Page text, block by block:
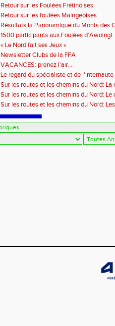
Retour sur les Foulées Frétinoises
Retour sur les foulées Maingeoises
Résultats la Panoramique du Monts des
1500 participants aux Foulées d’Awoingt
« Le Nord fait ses Jeux »
Newsletter Clubs de la FFA
VACANCES: prenez l'air....
Le regard du spécialiste et de l'internaute
Sur les routes et les chemins du Nord: La
Sur les routes et les chemins du Nord:
Sur les routes et les chemins du Nord: